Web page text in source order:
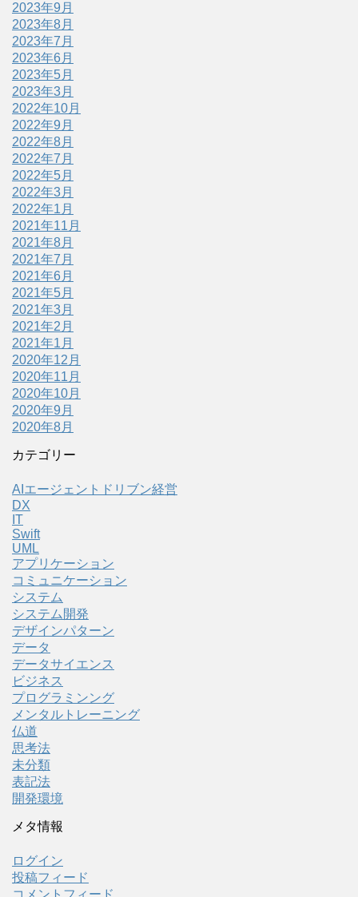
2023年9月
2023年8月
2023年7月
2023年6月
2023年5月
2023年3月
2022年10月
2022年9月
2022年8月
2022年7月
2022年5月
2022年3月
2022年1月
2021年11月
2021年8月
2021年7月
2021年6月
2021年5月
2021年3月
2021年2月
2021年1月
2020年12月
2020年11月
2020年10月
2020年9月
2020年8月
カテゴリー
AIエージェントドリブン経営
DX
IT
Swift
UML
アプリケーション
コミュニケーション
システム
システム開発
デザインパターン
データ
データサイエンス
ビジネス
プログラミンング
メンタルトレーニング
仏道
思考法
未分類
表記法
開発環境
メタ情報
ログイン
投稿フィード
コメントフィード